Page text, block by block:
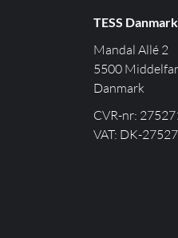
TESS
Mandal Allé 2
5500
Danmark
CVR-nr:
VAT: DK-